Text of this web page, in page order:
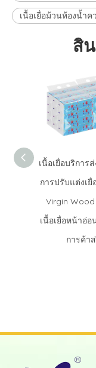
เนื้อเยื่อม้วนห้องน้ำค
สิ
เนื้อเยื่อบริการ
การปรับแต่งเยื่
Virgin Wood
เนื้อเยื่อหน้าอ่อ
การค้า